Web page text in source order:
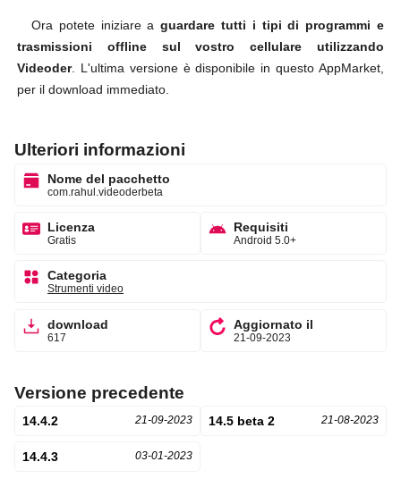
Ora potete iniziare aguardare tutti i tipi di programmi e
trasmissioni offline sul vostro cellulare utilizzando
Videoder. L'ultima versione è disponibile in questo AppMarket,
per il download immediato.
Ulteriori informazioni
Nome del pacchetto
com.rahul.videoderbeta
Licenza
Gratis
Requisiti
Android 5.0+
Categoria
Strumenti video
download
617
Aggiornato il
21-09-2023
Versione precedente
14.4.2 21-09-2023 14.5 beta 2 21-08-2023
14.4.3 03-01-2023